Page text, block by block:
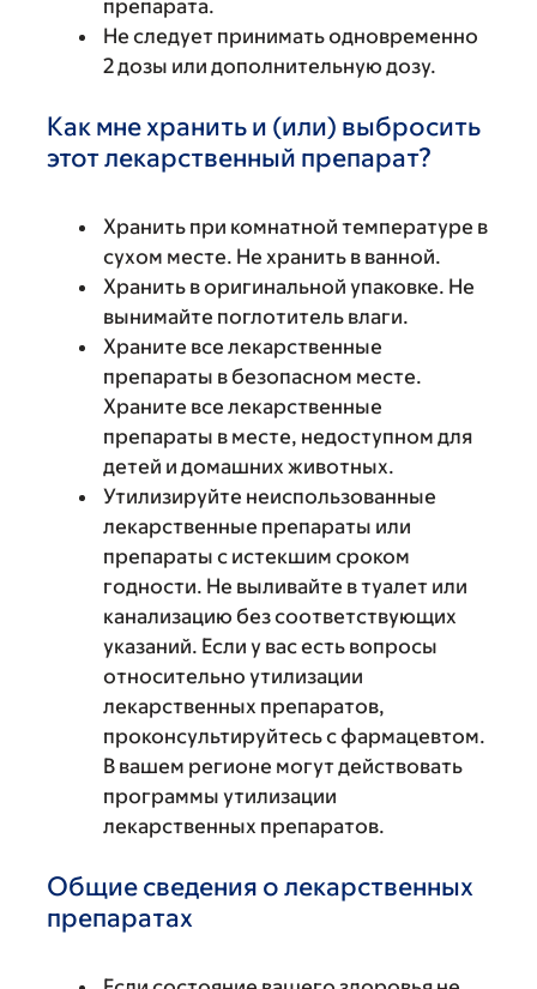
препарата.
Не следует принимать одновременно
2 дозы или дополнительную дозу.
Как мне хранить и (или) выбросить
этот лекарственный препарат?
Хранить при комнатной температуре в
сухом месте. Не хранить в ванной.
Хранить в оригинальной упаковке. Не
вынимайте поглотитель влаги.
Храните все лекарственные
препараты в безопасном месте.
Храните все лекарственные
препараты в месте, недоступном для
детей и домашних животных.
Утилизируйте неиспользованные
лекарственные препараты или
препараты с истекшим сроком
годности. Не выливайте в туалет или
канализацию без соответствующих
указаний. Если у вас есть вопросы
относительно утилизации
лекарственных препаратов,
проконсультируйтесь с фармацевтом.
В вашем регионе могут действовать
программы утилизации
лекарственных препаратов.
Общие сведения о лекарственных
препаратах